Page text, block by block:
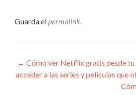
Guarda el permalink
Navegación
de
← Cómo ver Netflix gratis desde tu
acceder a las series y películas que